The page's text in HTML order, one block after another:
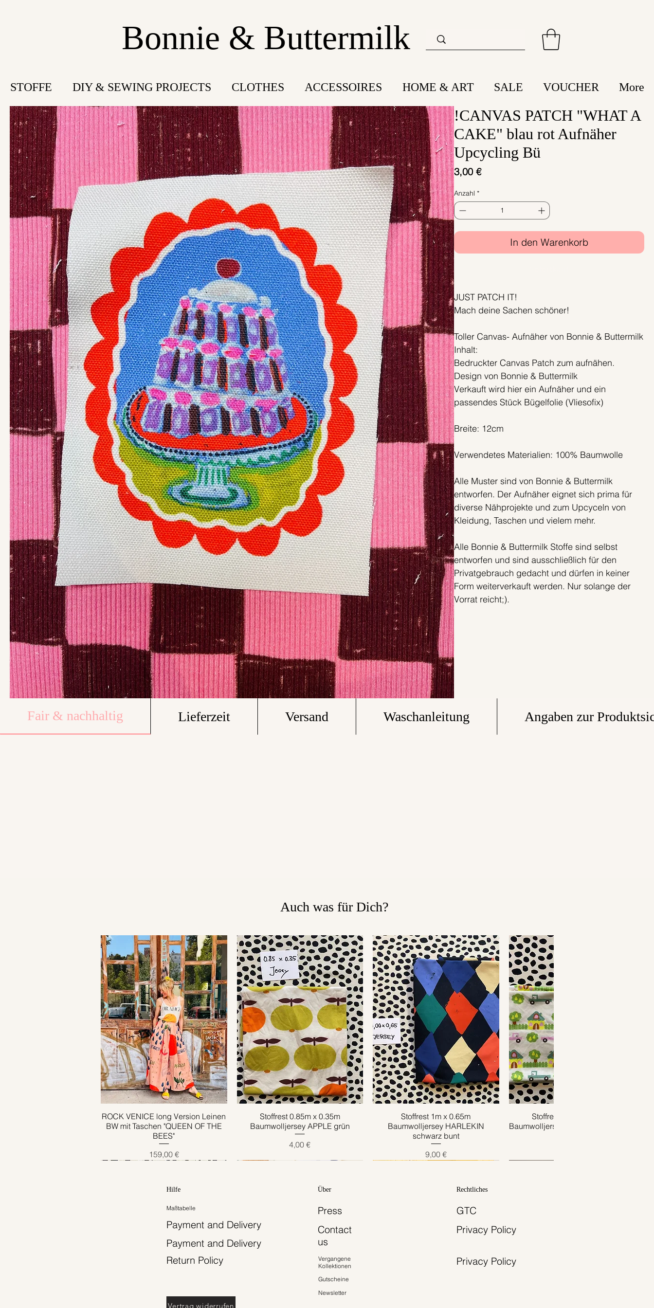
Bonnie & Buttermilk
STOFFE DIY & SEWING PROJECTS CLOTHES ACCESSOIRES HOME & ART SALE VOUCHER More
!CANVAS PATCH "WHAT A
CAKE" blau rot Aufnäher
Upcycling Bü
3,00 €Preis
Anzahl *
In den Warenkorb
JUST PATCH IT!
Mach deine Sachen schöner!
Toller Canvas- Aufnäher von Bonnie & Buttermilk
Inhalt:
Bedruckter Canvas Patch zum aufnähen.
Design von Bonnie & Buttermilk
Verkauft wird hier ein Aufnäher und ein
passendes Stück Bügelfolie (Vliesofix)
Breite: 12cm
Verwendetes Materialien: 100% Baumwolle
Alle Muster sind von Bonnie & Buttermilk
entworfen. Der Aufnäher eignet sich prima für
diverse Nähprojekte und zum Upcyceln von
Kleidung, Taschen und vielem mehr.
Alle Bonnie & Buttermilk Stoffe sind selbst
entworfen und sind ausschließlich für den
Privatgebrauch gedacht und dürfen in keiner
Form weiterverkauft werden. Nur solange der
Vorrat reicht;).
Fair & nachhaltig Lieferzeit Versand Waschanleitung Angaben zur
Auch was für Dich?
Schnellansicht
ROCK VENICE long Version Leinen
BW mit Taschen "QUEEN OF THE
BEES"
Preis
159,00 €
Schnellansicht
Stoffrest 0.85m x 0.35m
Baumwolljersey APPLE grün
Preis
4,00 €
Schnellansicht
Stoffrest 1m x 0.65m
Baumwolljersey HARLEKIN
schwarz bunt
Preis
9,00 €
Schnellansicht
Stoffrest 0.40m x 0.75m
Baumwolljersey TRUCK creme grün
Hilfe
Maßtabelle
Payment and Delivery
Payment and Delivery
Return Policy
Über
Press
Contact
us
Vergangene
Kollektionen
Gutscheine
Rechtliches
GTC
Privacy Policy
Privacy Policy
Newsletter
Vertrag widerrufen